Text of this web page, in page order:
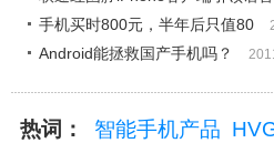
手机买时800元，半年后只值80
Android能拯救国产手机吗？
热词： 智能手机产品